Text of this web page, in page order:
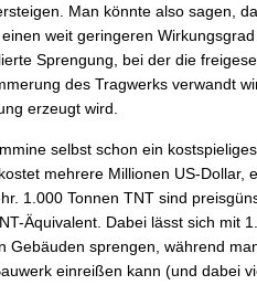
Man könnte also sagen,
weit geringeren
Sprengung, bei der die
des Tragwerks verwandt
erzeugt wird.
selbst schon ein
mehrere Millionen US-Dollar,
1.000 Tonnen TNT sind
Äquivalent. Dabei lässt sich mit
Gebäuden sprengen, während
einreißen kann (und dabei